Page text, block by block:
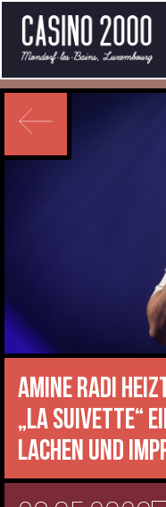
Amine Radi
„La Suivette“
Lachen und